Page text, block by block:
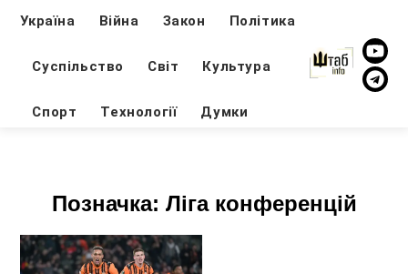
Україна Війна Закон Політика
Суспільство Світ Культура
Спорт Технології Думки
Позначка: Ліга конференцій